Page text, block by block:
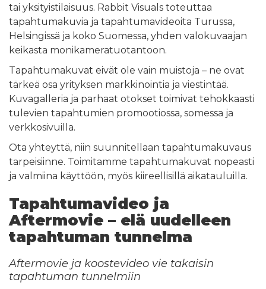
tai yksityistilaisuus. Rabbit Visuals toteuttaa
tapahtumakuvia ja tapahtumavideoita Turussa,
Helsingissä ja koko Suomessa, yhden valokuvaajan
keikasta monikameratuotantoon.
Tapahtumakuvat eivät ole vain muistoja – ne ovat
tärkeä osa yrityksen markkinointia ja viestintää.
Kuvagalleria ja parhaat otokset toimivat tehokkaasti
tulevien tapahtumien promootiossa, somessa ja
verkkosivuilla.
Ota yhteyttä, niin suunnitellaan tapahtumakuvaus
tarpeisiinne. Toimitamme tapahtumakuvat nopeasti
ja valmiina käyttöön, myös kiireellisillä aikatauluilla.
Tapahtumavideo ja
Aftermovie – elä uudelleen
tapahtuman tunnelma
Aftermovie ja koostevideo vie takaisin
tapahtuman tunnelmiin